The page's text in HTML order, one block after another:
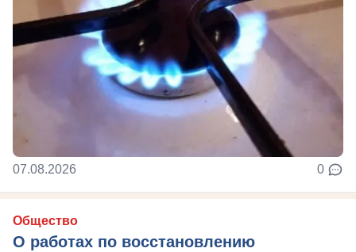
07.08.2026 0
Общество
О работах по восстановлению